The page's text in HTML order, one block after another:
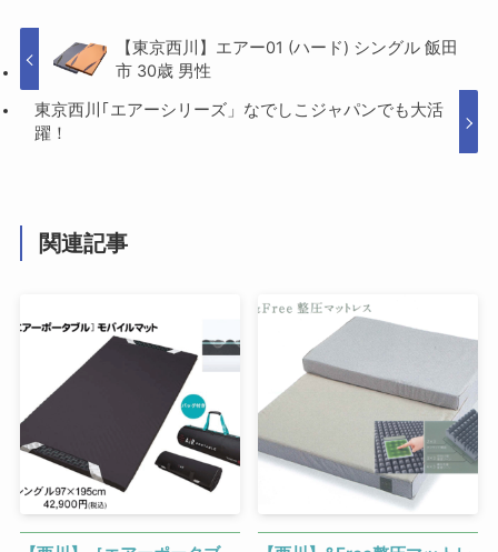
【東京西川】エアー01 (ハード) シングル 飯田
市 30歳 男性
東京西川｢エアーシリーズ」なでしこジャパンでも大活
躍！
関連記事